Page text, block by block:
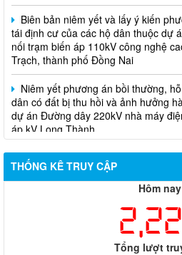
Biên bản niêm yết và lấy ý kiến
tái định cư của các hộ dân thuộc dự
nối trạm biến áp 110kV công nghệ
Trạch, thành phố Đồng Nai
Niêm yết phương án bồi thường,
dân có đất bị thu hồi và ảnh hưởng
dự án Đường dây 220kV nhà máy
áp kV Long Thành
định cư của các hộ dân có đất bị thu
đường 25B cũ đoạn từ Trung tâm
51, huyện Long Thành và huyện
THỐNG KÊ TRUY CẬP
Hôm nay
Tổng lượt